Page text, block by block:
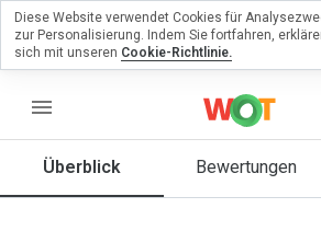
menu
Überblick Bewertungen
zu
Diese Website verwendet Cookies für
zur Personalisierung. Indem Sie fortfahren,
sich mit unseren Cookie-Richtlinie.